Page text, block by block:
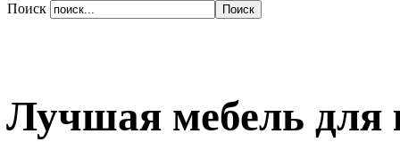
Поиск
Лучшая мебель для